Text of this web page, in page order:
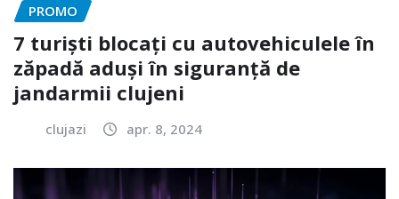
PROMO
7 turiști blocați cu autovehiculele în
zăpadă aduși în siguranță de
jandarmii clujeni
clujazi apr. 8, 2024